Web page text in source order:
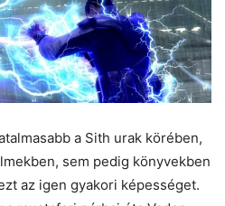
a Sith urak körében,
sem pedig könyvekben
az igen gyakori képességet.